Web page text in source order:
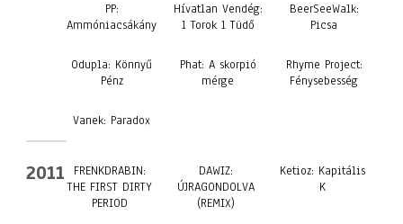
PP:
Ammóniacsákány
Hívatlan Vendég:
1 Torok 1 Tüdő
BeerSeeWalk:
Picsa
Odupla: Könnyű
Pénz
Phat: A skorpió
mérge
Rhyme Project:
Fénysebesség
Vanek: Paradox
2011
FRENKDRABIN:
THE FIRST DIRTY
PERIOD
DAWIZ:
ÚJRAGONDOLVA
(REMIX)
Ketioz: Kapitális
K